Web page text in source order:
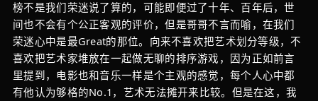
榜不是我们荣迷说了算的，可能即便过了十年、百年后，世
间也不会有个公正客观的评价，但是哥哥不言而喻，在我们
荣迷心中是最Great的那位。向来不喜欢把艺术划分等级，不
喜欢把艺术家堆放在一起做无聊的排序游戏，因为正如前言
里提到，电影也和音乐一样是个主观的感觉，每个人心中都
有他认为够格的No.1，艺术无法摊开来比较。但是在这，我